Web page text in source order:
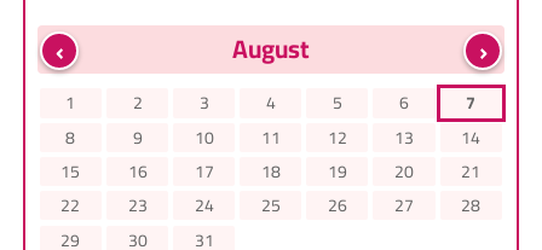
‹ ›
August
1 2 3 4 5 6
7
8
9 10 11 12 13
14
15
16 17 18 19 20
21
22
23 24 25 26 27
28
29
30 31